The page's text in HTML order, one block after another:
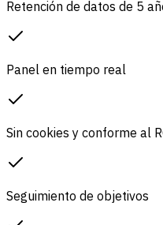
Retención de datos de 5
Panel en tiempo real
Sin cookies y conforme al
Seguimiento de objetivos